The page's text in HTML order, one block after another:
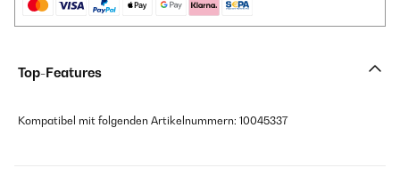
Top-Features
Kompatibel mit folgenden Artikelnummern: 10045337